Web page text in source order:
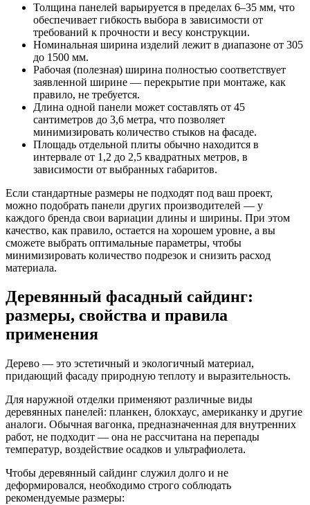
Толщина панелей варьируется в пределах 6–35 мм, что
обеспечивает гибкость выбора в зависимости от
требований к прочности и весу конструкции.
Номинальная ширина изделий лежит в диапазоне от 305
до 1500 мм.
Рабочая (полезная) ширина полностью соответствует
заявленной ширине — перекрытие при монтаже, как
правило, не требуется.
Длина одной панели может составлять от 45
сантиметров до 3,6 метра, что позволяет
минимизировать количество стыков на фасаде.
Площадь отдельной плиты обычно находится в
интервале от 1,2 до 2,5 квадратных метров, в
зависимости от выбранных габаритов.
Если стандартные размеры не подходят под ваш проект,
можно подобрать панели других производителей — у
каждого бренда свои вариации длины и ширины. При этом
качество, как правило, остается на хорошем уровне, а вы
сможете выбрать оптимальные параметры, чтобы
минимизировать количество подрезок и снизить расход
материала.
Деревянный фасадный сайдинг:
размеры, свойства и правила
применения
Дерево — это эстетичный и экологичный материал,
придающий фасаду природную теплоту и выразительность.
Для наружной отделки применяют различные виды
деревянных панелей: планкен, блокхаус, американку и другие
аналоги. Обычная вагонка, предназначенная для внутренних
работ, не подходит — она не рассчитана на перепады
температур, воздействие осадков и ультрафиолета.
Чтобы деревянный сайдинг служил долго и не
деформировался, необходимо строго соблюдать
рекомендуемые размеры: